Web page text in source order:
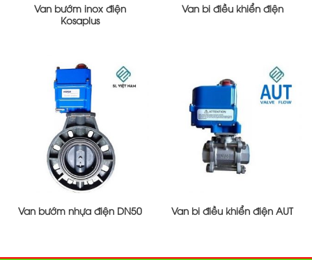
Van bướm inox điện
Kosaplus
Van bi điều khiển điện
Van bướm nhựa điện DN50 Van bi điều khiển điện AUT